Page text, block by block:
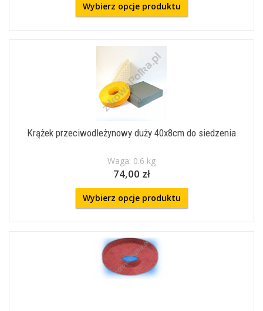
Wybierz opcje produktu
Krążek przeciwodleżynowy duży 40x8cm do siedzenia
Waga: 0.6 kg
74,00 zł
Wybierz opcje produktu